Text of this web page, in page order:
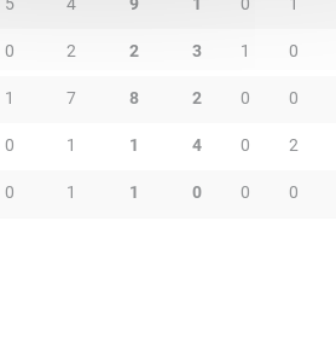
0 2 2 3 1 0
1 7 8 2 0 0
0 1 1 4 0 2
0 1 1 0 0 0